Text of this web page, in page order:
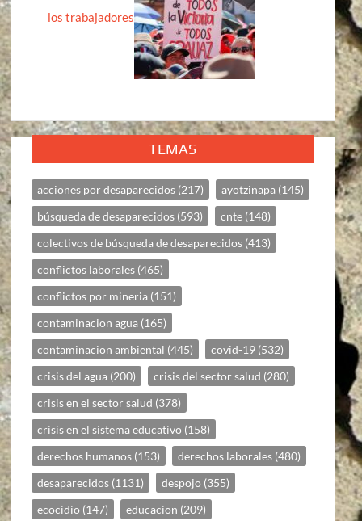
los trabajadores
TEMAS
acciones por desaparecidos (217) ayotzinapa (145)
búsqueda de desaparecidos (593) cnte (148)
colectivos de búsqueda de desaparecidos (413)
conflictos laborales (465)
conflictos por mineria (151)
contaminacion agua (165)
contaminacion ambiental (445) covid-19 (532)
crisis del agua (200) crisis del sector salud (280)
crisis en el sector salud (378)
crisis en el sistema educativo (158)
derechos humanos (153) derechos laborales (480)
desaparecidos (1131) despojo (355)
ecocidio (147) educacion (209)